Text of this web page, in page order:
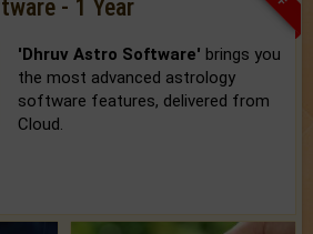
- 1 Year
'Dhruv Astro Software' brings you
the most advanced astrology
software features, delivered from
Cloud.